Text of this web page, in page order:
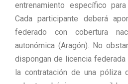
entrenamiento específico
Cada participante deberá
federado con cobertura
autonómica (Aragón). No
dispongan de licencia
la contratación de una póliza